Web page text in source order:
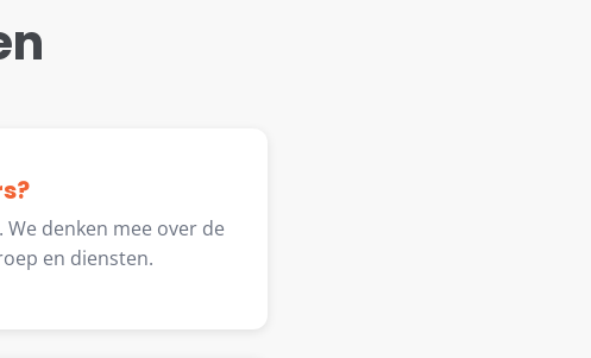
denken mee over de
en diensten.